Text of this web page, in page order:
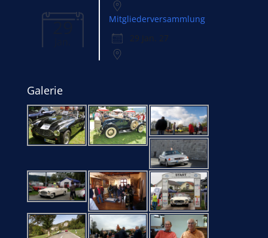
29
Mitgliederversammlung
29 Jan. 27
Galerie